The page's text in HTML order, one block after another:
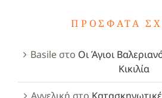
ΠΡΌΣΦΑΤΑ
Basileστο Οι Άγιοι
Κικιλία